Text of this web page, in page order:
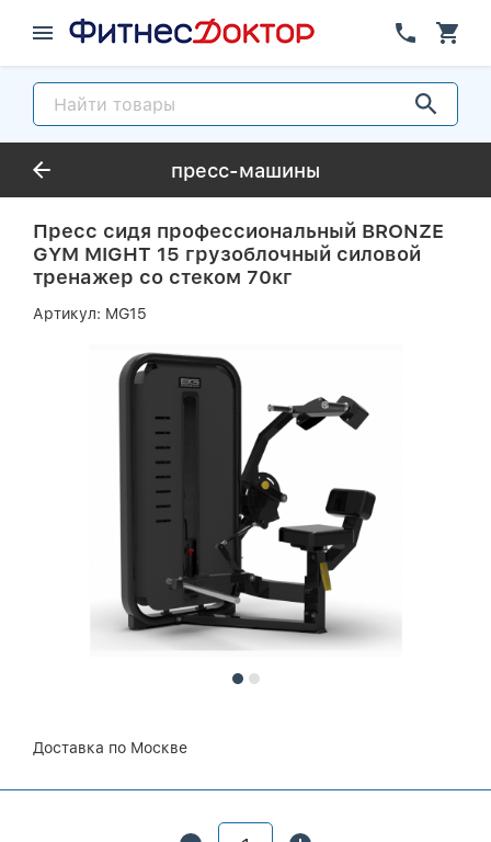
пресс-машины
Пресс сидя профессиональный BRONZE
GYM MIGHT 15 грузоблочный силовой
тренажер со стеком 70кг
Артикул: MG15
Доставка по Москве